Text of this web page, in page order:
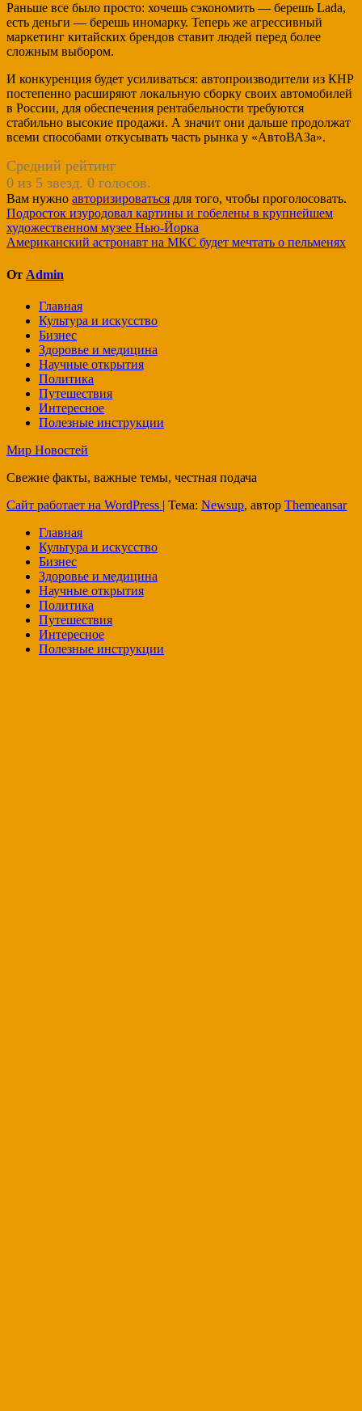
Раньше все было просто: хочешь сэкономить — берешь Lada,
есть деньги — берешь иномарку. Теперь же агрессивный
маркетинг китайских брендов ставит людей перед более
сложным выбором.
И конкуренция будет усиливаться: автопроизводители из КНР
постепенно расширяют локальную сборку своих автомобилей
в России, для обеспечения рентабельности требуются
стабильно высокие продажи. А значит они дальше продолжат
всеми способами откусывать часть рынка у «АвтоВАЗа».
Средний рейтинг
0 из 5 звезд. 0 голосов.
Вам нужно авторизироваться для того, чтобы проголосовать.
Навигация
по
Подросток изуродовал картины и гобелены в крупнейшем
художественном музее Нью-Йорка
Американский астронавт на МКС будет мечтать о пельменях
От Admin
Главная
Культура и искусство
Бизнес
Здоровье и медицина
Научные открытия
Политика
Путешествия
Интересное
Полезные инструкции
Мир Новостей
Свежие факты, важные темы, честная подача
Сайт работает на WordPress | Тема: Newsup, автор Themeansar
Главная
Культура и искусство
Бизнес
Здоровье и медицина
Научные открытия
Политика
Путешествия
Интересное
Полезные инструкции